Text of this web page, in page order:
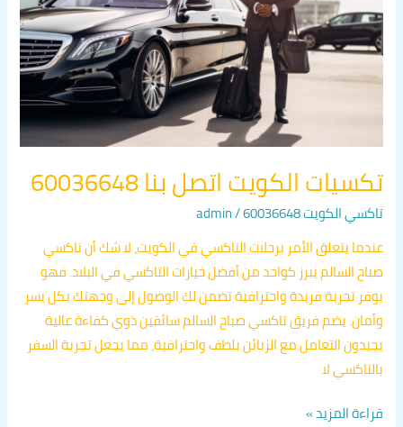
تكسيات الكويت اتصل بنا 60036648
تاكسي الكويت 60036648 /
admin
عندما يتعلق الأمر برحلات التاكسي في الكويت، لا شك أن تاكسي
صباح السالم يبرز كواحد من أفضل خيارات التاكسي في البلاد. فهو
يوفر تجربة فريدة واحترافية تضمن لك الوصول إلى وجهتك بكل يسر
وأمان. يضم فريق تاكسي صباح السالم سائقين ذوي كفاءة عالية
يجيدون التعامل مع الزبائن بلطف واحترافية، مما يجعل تجربة السفر
بالتاكسي لا
60036648
قراءة المزيد »